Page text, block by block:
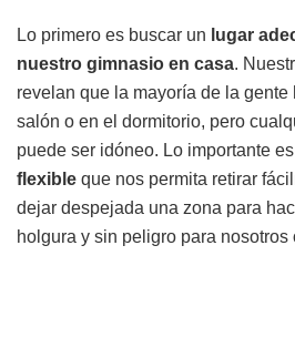
Lo primero es buscar un lugar
nuestro gimnasio en casa.
revelan que la mayoría de la gente
salón o en el dormitorio, pero
puede ser idóneo. Lo importante
flexible que nos permita retirar
dejar despejada una zona para
holgura y sin peligro para nosotros